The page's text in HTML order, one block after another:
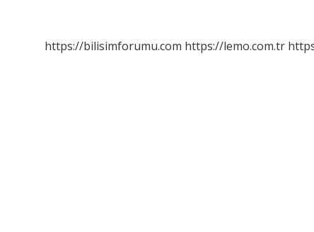
https://bilisimforumu.com https://lemo.com.tr